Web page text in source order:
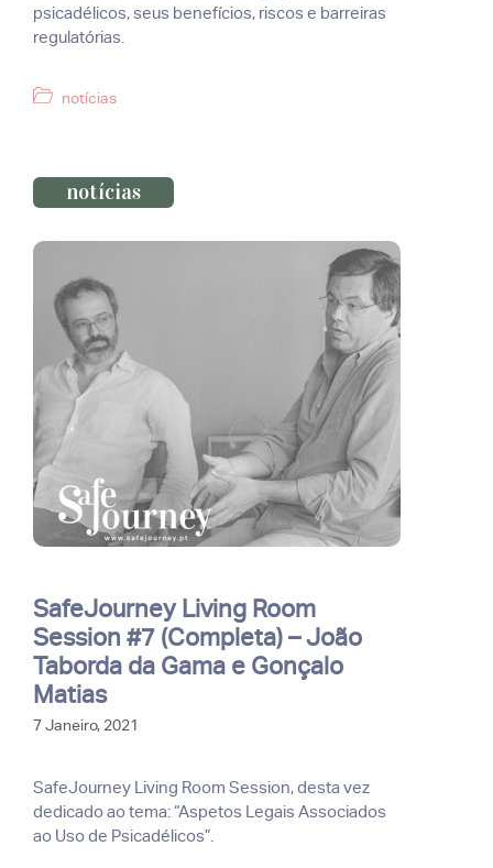
psicadélicos, seus benefícios, riscos e barreiras
regulatórias.
Categorias
notícias
notícias
SafeJourney Living Room
Session #7 (Completa) – João
Taborda da Gama e Gonçalo
Matias
7 Janeiro, 2021
SafeJourney Living Room Session, desta vez
dedicado ao tema: “Aspetos Legais Associados
ao Uso de Psicadélicos”.